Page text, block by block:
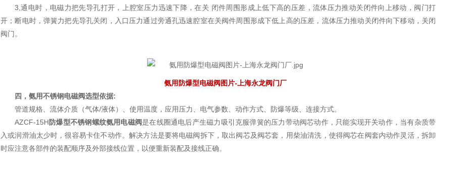
3,通电时，电磁力把先导孔打开，上腔室压力迅速下降，在关 闭件周围形成上低下高的压差，流体压力推动关闭件向上移动，阀门打
开；断电时，弹簧力把先导孔关闭，入口压力通过旁通孔迅速腔室在关阀件周围形成下低上高的压差，流体压力推动关闭件向下移动，关闭
阀门。
氨用防爆型电磁阀图片-上海永龙阀门厂
四，氨用不锈钢电磁阀选型依据:
管道规格、流体介质（气体/液体）、使用温度，应用压力、电气参数、动作方式、防爆等级、连接方式。
AZCF-15H防爆型不锈钢螺纹氨用电磁阀是在线圈通电后产生磁力吸引克服弹簧的压力带动阀芯动作，只能实现开关动作，当有杂质带
入或润滑油太少时，很容易卡住不动作。解决方法是要将电磁阀拆下，取出阀芯及阀芯套，用柴油清洗，使得阀芯在阀套内动作灵活，拆卸
时应注意各部件的装配顺序及外部接线位置，以便重新装配及接线正确。